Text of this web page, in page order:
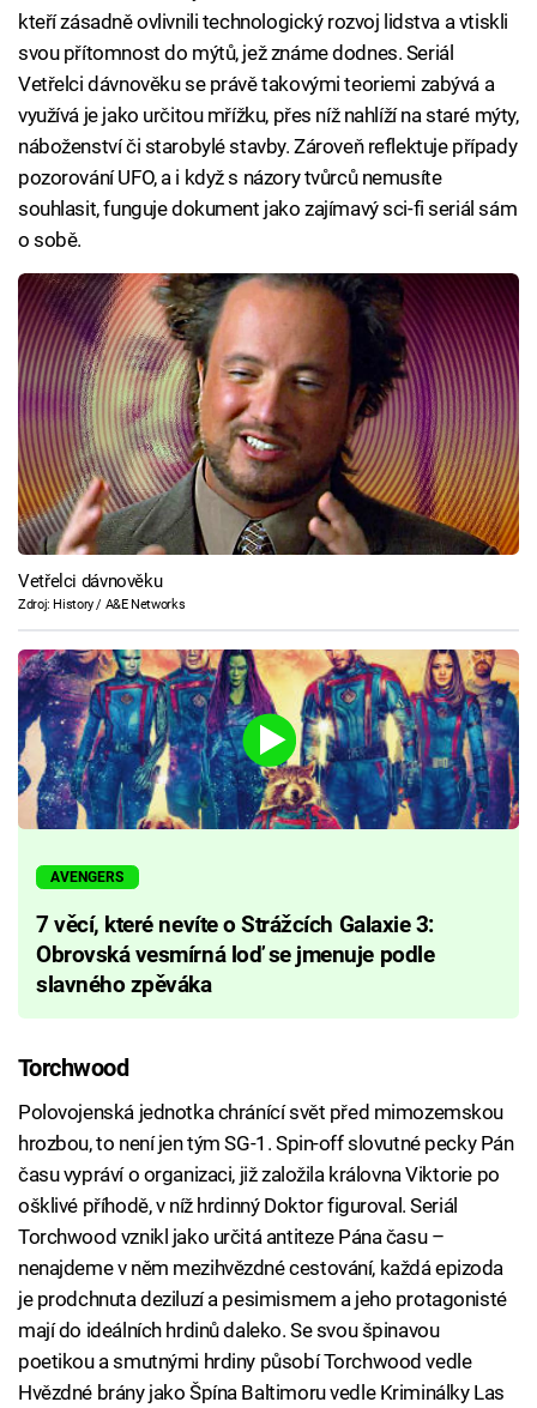
kteří zásadně ovlivnili technologický rozvoj lidstva a vtiskli
svou přítomnost do mýtů, jež známe dodnes. Seriál
Vetřelci dávnověku se právě takovými teoriemi zabývá a
využívá je jako určitou mřížku, přes níž nahlíží na staré mýty,
náboženství či starobylé stavby. Zároveň reflektuje případy
pozorování UFO, a i když s názory tvůrců nemusíte
souhlasit, funguje dokument jako zajímavý sci-fi seriál sám
o sobě.
Vetřelci dávnověku
Zdroj: History / A&E Networks
AVENGERS
7 věcí, které nevíte o Strážcích Galaxie 3:
Obrovská vesmírná loď se jmenuje podle
slavného zpěváka
Torchwood
Polovojenská jednotka chránící svět před mimozemskou
hrozbou, to není jen tým SG-1. Spin-off slovutné pecky Pán
času vypráví o organizaci, již založila královna Viktorie po
ošklivé příhodě, v níž hrdinný Doktor figuroval. Seriál
Torchwood vznikl jako určitá antiteze Pána času –
nenajdeme v něm mezihvězdné cestování, každá epizoda
je prodchnuta deziluzí a pesimismem a jeho protagonisté
mají do ideálních hrdinů daleko. Se svou špinavou
poetikou a smutnými hrdiny působí Torchwood vedle
Hvězdné brány jako Špína Baltimoru vedle Kriminálky Las